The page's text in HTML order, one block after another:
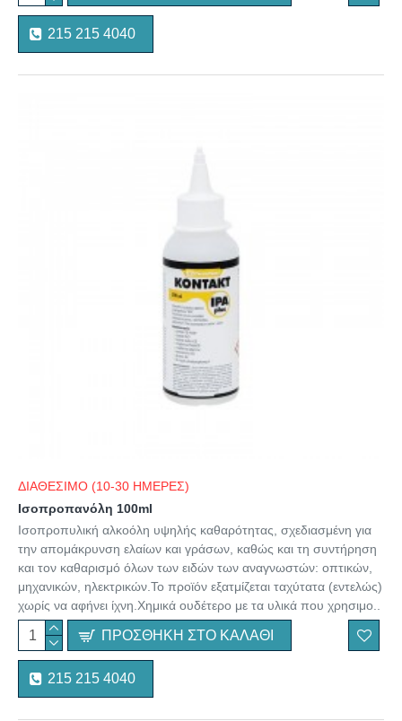
215 215 4040
ΔΙΑΘΕΣΙΜΟ (10-30 ΗΜΕΡΕΣ)
Ισοπροπανόλη 100ml
Ισοπροπυλική αλκοόλη υψηλής καθαρότητας, σχεδιασμένη για
την απομάκρυνση ελαίων και γράσων, καθώς και τη συντήρηση
και τον καθαρισμό όλων των ειδών των αναγνωστών: οπτικών,
μηχανικών, ηλεκτρικών.Το προϊόν εξατμίζεται ταχύτατα (εντελώς)
χωρίς να αφήνει ίχνη.Χημικά ουδέτερο με τα υλικά που χρησιμο..
ΠΡΟΣΘΉΚΗ ΣΤΟ ΚΑΛΆΘΙ
215 215 4040